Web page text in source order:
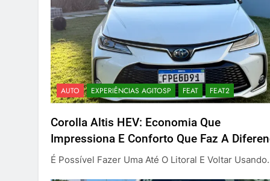
AUTO EXPERIÊNCIAS AGITOSP FEAT FEAT2
Corolla Altis HEV: Economia Que
Impressiona E Conforto Que Faz A
É Possível Fazer Uma Até O Litoral E Voltar